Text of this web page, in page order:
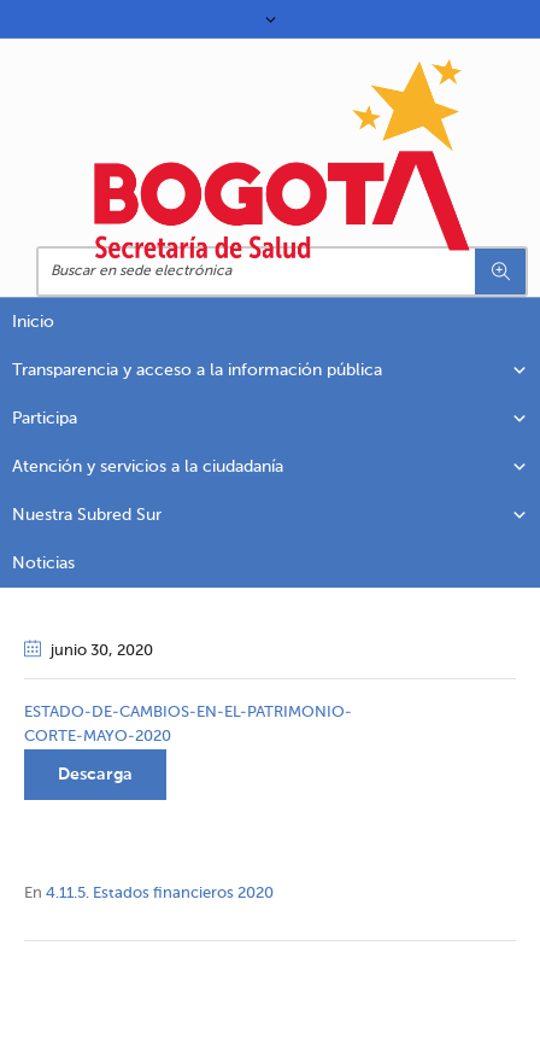
Inicio
Transparencia y acceso a la información pública
Participa
Atención y servicios a la ciudadanía
Nuestra Subred Sur
Noticias
junio 30, 2020
ESTADO-DE-CAMBIOS-EN-EL-PATRIMONIO-
CORTE-MAYO-2020
Descarga
En 4.11.5. Estados financieros 2020